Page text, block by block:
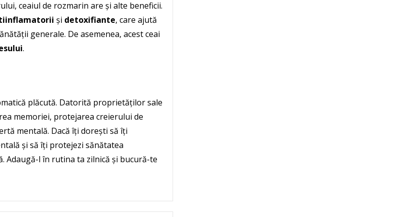
ceaiul de rozmarin are și alte beneficii.
și detoxifiante, care ajută
generale. De asemenea, acest ceai
.
plăcută. Datorită proprietăților sale
memoriei, protejarea creierului de
mentală. Dacă îți dorești să îți
și să îți protejezi sănătatea
Adaugă-l în rutina ta zilnică și bucură-te